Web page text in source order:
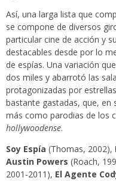
Así, una larga lista que
se compone de diversos
particular cine de acción y
destacables desde por lo
de espías. Una variación
dos miles y abarrotó las
protagonizadas por
bastante gastadas, que,
más como parodias de los
hollywoodense.
Soy Espía (Thomas, 2002),
Austin Powers (Roach,
2001-2011), El Agente